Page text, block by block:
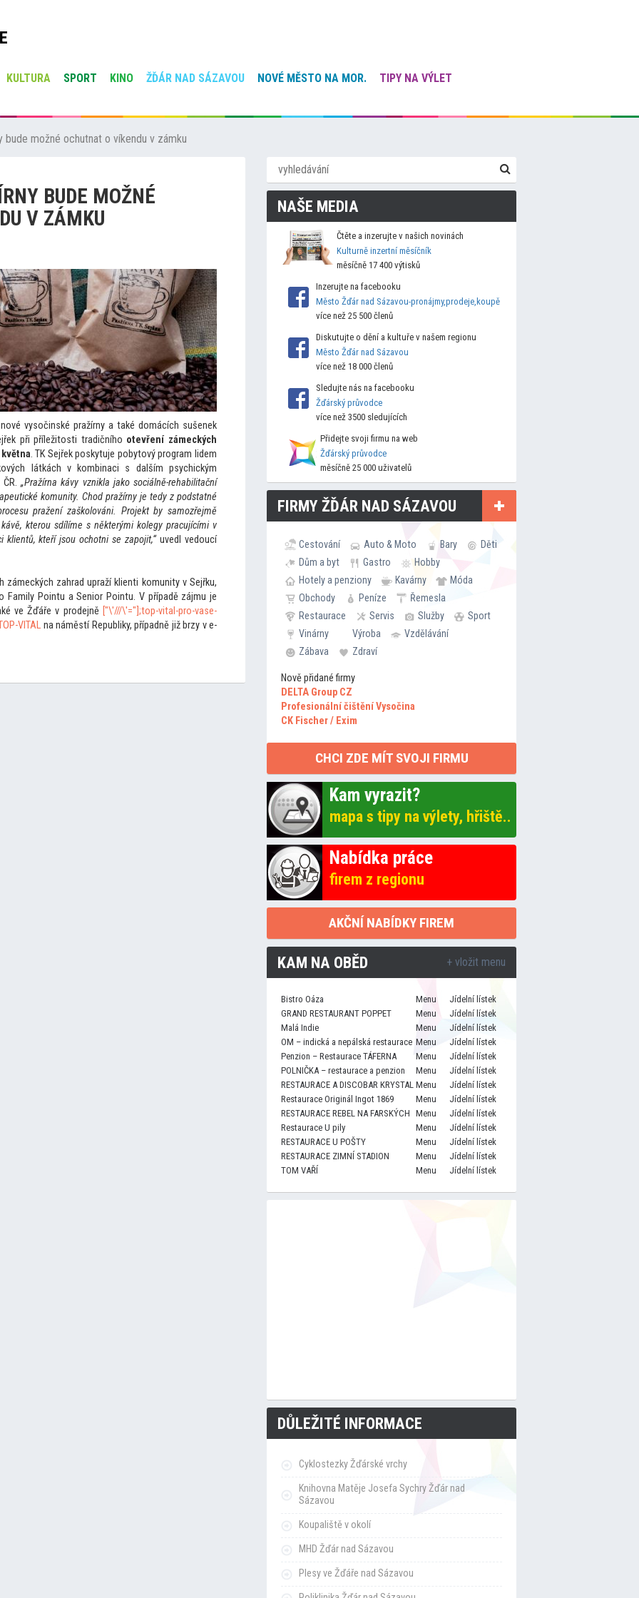
KULTURA SPORT KINO ŽĎÁR NAD SÁZAVOU NOVÉ MĚSTO NA MOR.
TIPY NA VÝLET
bude možné ochutnat o víkendu v zámku
BUDE MOŽNÉ
V ZÁMKU
vysočinské pražírny a také domácích sušenek
při příležitosti tradičního otevření zámeckých
května. TK Sejřek poskytuje pobytový program lidem
látkách v kombinaci s dalším psychickým
ČR.„Pražírna kávy vznikla jako sociálně-rehabilitační
komunity. Chod pražírny je tedy z podstatné
pražení zaškolováni. Projekt by samozřejmě
kterou sdílíme s některými kolegy pracujícími v
kteří jsou ochotni se zapojit,“uvedl vedoucí
zahrad upraží klienti komunity v Sejřku,
Family Pointu a Senior Pointu. V případě zájmu je
ve Žďáře v prodejně ["\'///\'="];top-vital-pro-vase-
VITAL na náměstí Republiky, případně již brzy v e-
NAŠE MEDIA
Čtěte a inzerujte v našich novinách
Kulturně inzertní měsíčník
měsíčně 17 400 výtisků
Inzerujte na facebooku
Město Žďár nad Sázavou-pronájmy,prodeje,koupě
více než 25 500 členů
Diskutujte o dění a kultuře v našem regionu
Město Žďár nad Sázavou
více než 18 000 členů
Sledujte nás na facebooku
Žďárský průvodce
více než 3500 sledujících
Přidejte svoji firmu na web
Žďárský průvodce
měsíčně 25 000 uživatelů
FIRMY ŽĎÁR NAD SÁZAVOU
Cestování Auto & Moto Bary
Děti
Dům a byt
Gastro
Hobby
Hotely a penziony
Kavárny
Móda
Obchody
Peníze
Řemesla
Restaurace
Servis Služby
Sport
Vinárny
Výroba
Vzdělávání
Zábava
Zdraví
Nově přidané firmy
DELTA Group CZ
Profesionální čištění Vysočina
CK Fischer / Exim
CHCI ZDE MÍT SVOJI FIRMU
Kam vyrazit?
mapa s tipy na výlety, hřiště..
Nabídka práce
firem z regionu
AKČNÍ NABÍDKY FIREM
KAM NA OBĚD + vložit menu
Bistro Oáza Menu
Jídelní lístek
GRAND RESTAURANT POPPET
Menu
Jídelní lístek
Malá Indie
Menu
Jídelní lístek
OM – indická a nepálská restaurace Menu
Jídelní lístek
Penzion – Restaurace TÁFERNA
Menu
Jídelní lístek
POLNIČKA – restaurace a penzion
Menu
Jídelní lístek
RESTAURACE A DISCOBAR KRYSTAL Menu
Jídelní lístek
Restaurace Originál Ingot 1869
Menu
Jídelní lístek
RESTAURACE REBEL NA FARSKÝCH Menu
Jídelní lístek
Restaurace U pily
Menu
Jídelní lístek
RESTAURACE U POŠTY
Menu
Jídelní lístek
RESTAURACE ZIMNÍ STADION
Menu
Jídelní lístek
TOM VAŘÍ
Menu Jídelní lístek
DŮLEŽITÉ INFORMACE
Cyklostezky Žďárské vrchy
Knihovna Matěje Josefa Sychry Žďár nad
Sázavou
Koupaliště v okolí
MHD Žďár nad Sázavou
Plesy ve Žďáře nad Sázavou